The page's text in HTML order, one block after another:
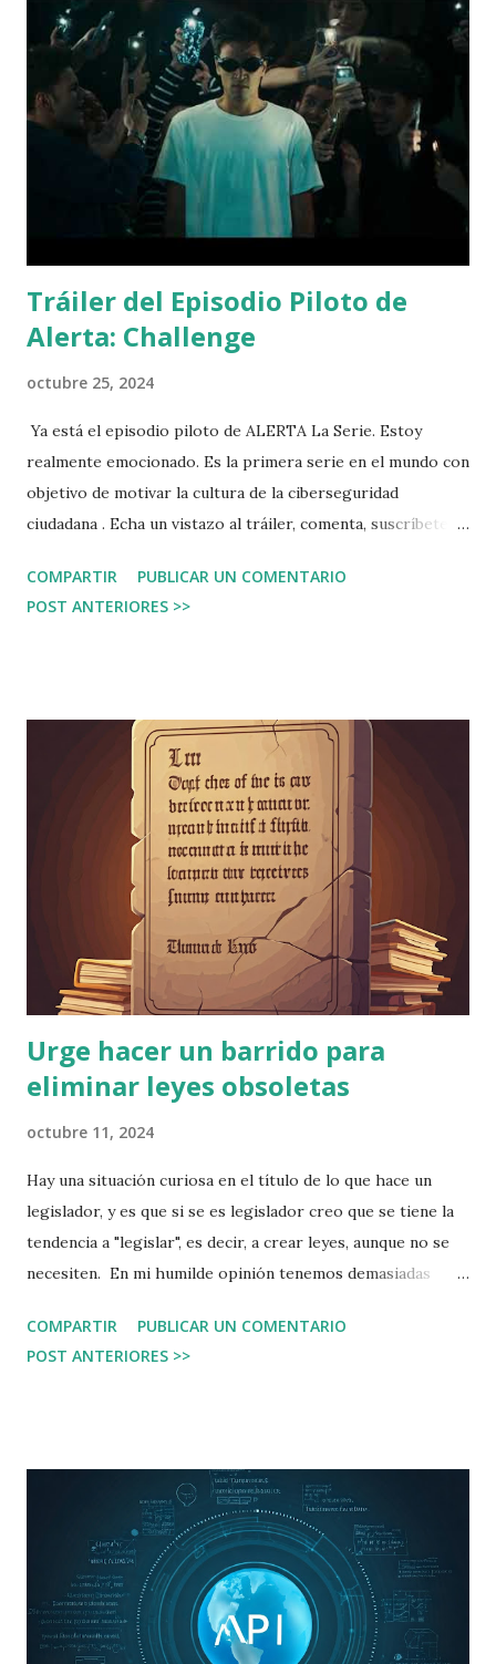
los dispositivos que se conectan aquí. Tome en cuenta que
un tren es para el transporte de personas, no para cargar
dispositivos. Tenga un poco de aprecio por sus
dispositivos y cárguelos en casa o en la oficina, en
condiciones apropiadas, así no arriesga la seguridad de los
mismos, y la suya propia.
Tráiler del Episodio Piloto de
Alerta: Challenge
octubre 25, 2024
Ya está el episodio piloto de ALERTA La Serie. Estoy
realmente emocionado. Es la primera serie en el mundo con
objetivo de motivar la cultura de la ciberseguridad
ciudadana . Echa un vistazo al tráiler, comenta, suscríbete...
COMPARTIR
PUBLICAR UN COMENTARIO
POST ANTERIORES >>
Urge hacer un barrido para
eliminar leyes obsoletas
octubre 11, 2024
Hay una situación curiosa en el título de lo que hace un
legislador, y es que si se es legislador creo que se tiene la
tendencia a "legislar", es decir, a crear leyes, aunque no se
necesiten. En mi humilde opinión tenemos demasiadas
Senado de Chile ha comentado que los países tienen
demasiadas leyes, algunas tan antiguas que o bien han caído
se dedique recursos y personas para que en vez de crear
nuevas leyes, busquen aquellas que pueden eliminarse.
COMPARTIR
PUBLICAR UN COMENTARIO
POST ANTERIORES >>